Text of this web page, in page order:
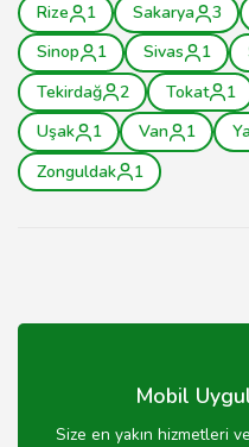
Rize
1 Sakarya 3
Sinop
1 Sivas 1
Tekirdağ
2 Tokat 1
Uşak
1 Van 1
Zonguldak
1
Mobil
Size en yakın hizmetleri